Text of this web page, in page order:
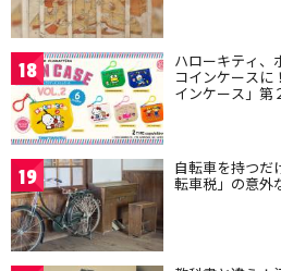
18 ハローキティ、
コインケースに
インケース」第
19 自転車を持つだ
転車税」の意外